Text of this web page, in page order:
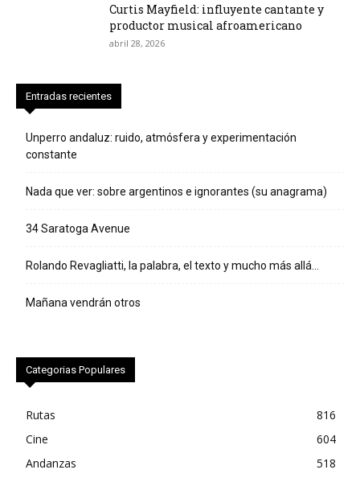
Curtis Mayfield: influyente cantante y
productor musical afroamericano
abril 28, 2026
Entradas recientes
Unperro andaluz: ruido, atmósfera y experimentación
constante
Nada que ver: sobre argentinos e ignorantes (su anagrama)
34 Saratoga Avenue
Rolando Revagliatti, la palabra, el texto y mucho más allá…
Mañana vendrán otros
Categorias Populares
Rutas
816
Cine
604
Andanzas
518